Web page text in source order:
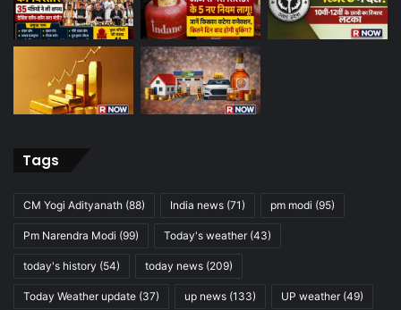
Tags
CM Yogi Adityanath (88) India news (71) pm modi (95)
Pm Narendra Modi (99) Today's weather(43)
today's history (54) today news (209)
Today Weather update (37) up news (133) UP weather(49)